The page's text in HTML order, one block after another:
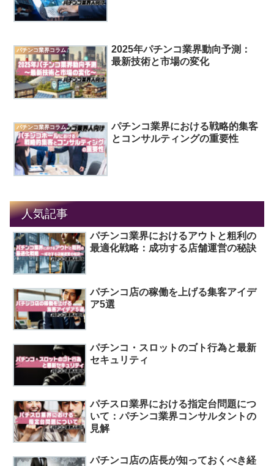
パチンコ業界コラム
2025年パチンコ業界動向予測：
最新技術と市場の変化
パチンコ業界コラム
パチンコ業界における戦略的集客
とコンサルティングの重要性
人気記事
パチンコ業界におけるアウトと粗利の
最適化戦略：成功する店舗運営の秘訣
パチンコ店の稼働を上げる集客アイデ
ア5選
パチンコ・スロットのゴト行為と最新
セキュリティ
パチスロ業界における指定台問題につ
いて：パチンコ業界コンサルタントの
見解
パチンコ店の店長が知っておくべき経